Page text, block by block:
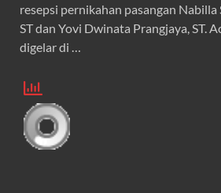
resepsi pernikahan pasangan
ST dan Yovi Dwinata Prangjaya, ST.
digelar di …